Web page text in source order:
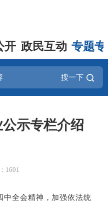
开 政民互动 专题
搜一下
示专栏介绍
1601
全会精神，加强依法统